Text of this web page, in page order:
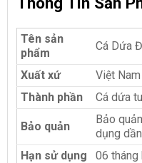
Tên sản
phẩm
Cá Dứa
Xuất xứ
Việt Nam
Thành phần
Cá dứa
Bảo quản
Bảo
dụng dần
Hạn sử dụng
06 tháng